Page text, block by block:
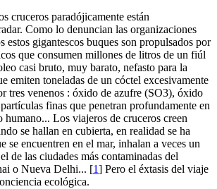
cruceros paradójicamente están
Como lo denuncian las organizaciones
estos gigantescos buques son propulsados por
que consumen millones de litros de un fiúl
casi bruto, muy barato, nefasto para la
emiten toneladas de un cóctel excesivamente
tres venenos : óxido de azufre (SO3), óxido
finas que penetran profundamente en
humano... Los viajeros de cruceros creen
se hallan en cubierta, en realidad se ha
se encuentren en el mar, inhalan a veces un
de las ciudades más contaminadas del
o Nueva Delhi... [1] Pero el éxtasis del viaje
ecológica.